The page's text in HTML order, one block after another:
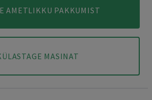
AMETLIKKU PAKKUMIST
MASINAT